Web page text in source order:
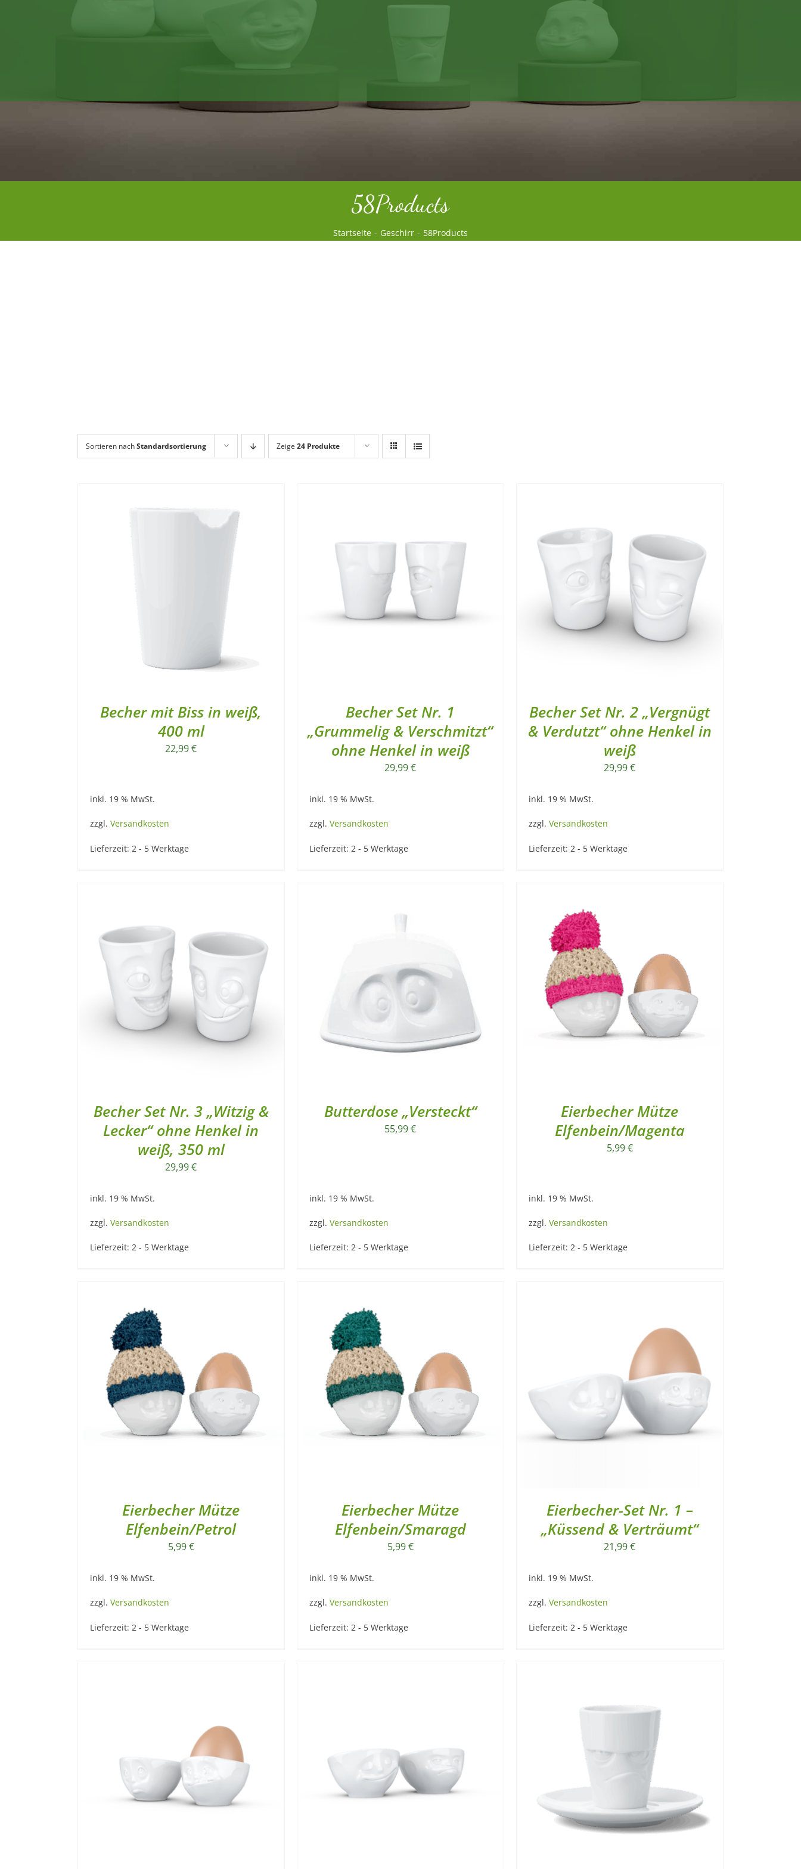
58Products
Startseite Geschirr 58Products
Sortieren nachStandardsortierung Zeige 24 Produkte
Becher mit Biss in weiß,
400 ml
22,99€
inkl. 19 % MwSt.
zzgl. Versandkosten
Lieferzeit: 2 - 5 Werktage
Becher Set Nr. 1
„Grummelig & Verschmitzt“
ohne Henkel in weiß
29,99€
inkl. 19 % MwSt.
zzgl. Versandkosten
Lieferzeit: 2 - 5 Werktage
Becher Set Nr. 2 „Vergnügt
& Verdutzt“ ohne Henkel in
weiß
29,99€
inkl. 19 % MwSt.
zzgl. Versandkosten
Lieferzeit: 2 - 5 Werktage
Becher Set Nr. 3 „Witzig &
Lecker“ ohne Henkel in
weiß, 350 ml
29,99€
inkl. 19 % MwSt.
zzgl. Versandkosten
Lieferzeit: 2 - 5 Werktage
Butterdose „Versteckt“
55,99€
inkl. 19 % MwSt.
zzgl. Versandkosten
Lieferzeit: 2 - 5 Werktage
Eierbecher Mütze
Elfenbein/Magenta
5,99€
inkl. 19 % MwSt.
zzgl. Versandkosten
Lieferzeit: 2 - 5 Werktage
Eierbecher Mütze
Elfenbein/Petrol
5,99€
inkl. 19 % MwSt.
zzgl. Versandkosten
Lieferzeit: 2 - 5 Werktage
Eierbecher Mütze
Elfenbein/Smaragd
5,99€
inkl. 19 % MwSt.
zzgl. Versandkosten
Lieferzeit: 2 - 5 Werktage
Eierbecher-Set Nr. 1 –
„Küssend & Verträumt“
21,99€
inkl. 19 % MwSt.
zzgl. Versandkosten
Lieferzeit: 2 - 5 Werktage